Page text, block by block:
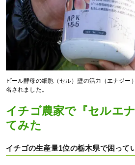
ビール酵母の細胞（セル）壁の活力（エナジー
名されました。
イチゴ農家で『セルエ
てみた
イチゴの生産量1位の栃木県で困って